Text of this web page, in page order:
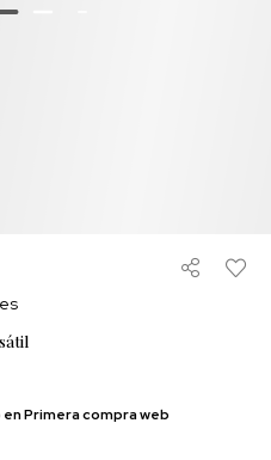
en Primera compra web